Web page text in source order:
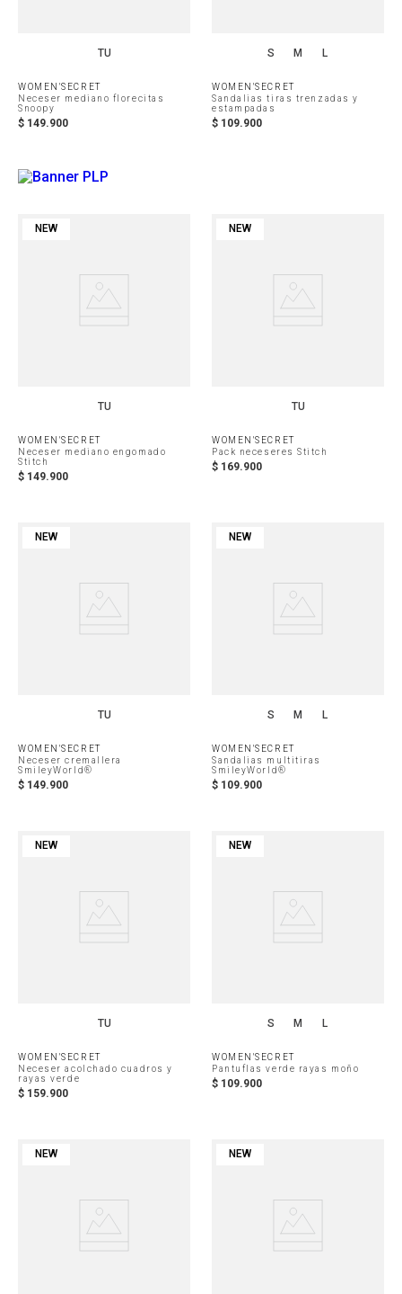
TU
WOMEN'SECRET
Neceser mediano florecitas
Snoopy
$ 149.900
S M L
WOMEN'SECRET
Sandalias tiras trenzadas y
estampadas
$ 109.900
NEW
TU
WOMEN'SECRET
Neceser mediano engomado
Stitch
$ 149.900
NEW
TU
WOMEN'SECRET
Pack neceseres Stitch
$ 169.900
NEW
TU
WOMEN'SECRET
Neceser cremallera
SmileyWorld®
$ 149.900
NEW
S M L
WOMEN'SECRET
Sandalias multitiras
SmileyWorld®
$ 109.900
NEW
TU
WOMEN'SECRET
Neceser acolchado cuadros y
rayas verde
$ 159.900
NEW
S M L
WOMEN'SECRET
Pantuflas verde rayas moño
$ 109.900
NEW NEW